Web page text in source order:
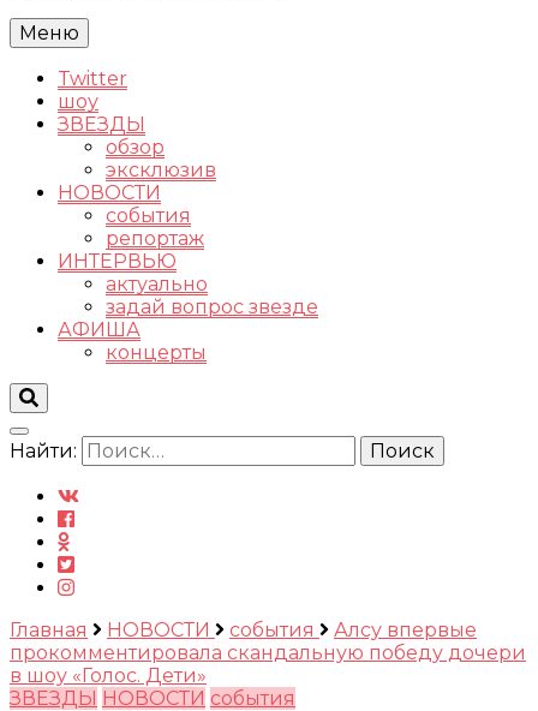
Меню
Twitter
шоу
ЗВЕЗДЫ
обзор
эксклюзив
НОВОСТИ
события
репортаж
ИНТЕРВЬЮ
актуально
задай вопрос звезде
АФИША
концерты
Найти:
Главная НОВОСТИ события
Алсу впервые
прокомментировала скандальную победу дочери
в шоу «Голос. Дети»
ЗВЕЗДЫ НОВОСТИ события